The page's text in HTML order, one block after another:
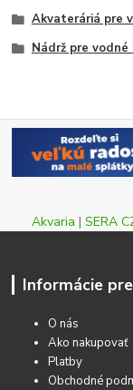
Akvateráriá pre
Nádrž pre
Akvaria | SERA
Informácie
O nás
Ako nakupovať
Platby
Obchodné